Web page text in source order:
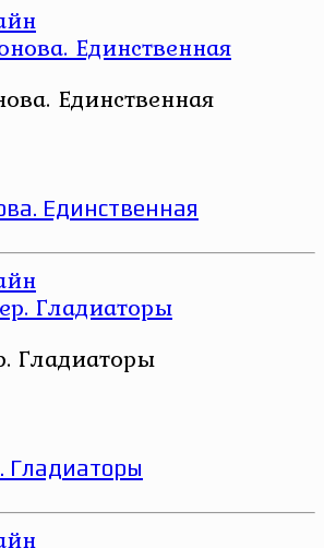
Единственная
Единственная
Гладиаторы
Гладиаторы